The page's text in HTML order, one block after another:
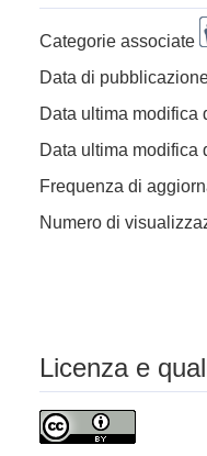
Categorie associate
Data di
Data ultima modifica
Data ultima modifica
Frequenza di
Numero di
Licenza e